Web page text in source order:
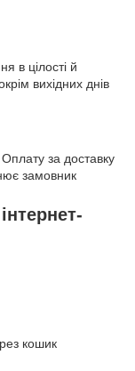
в цілості й
вихідних днів
Оплату за доставку
замовник
кошик